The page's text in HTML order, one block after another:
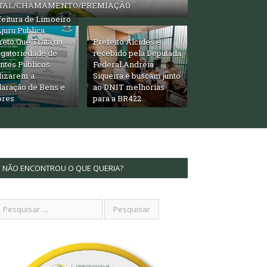
CHAMAMENTO/PREMIAÇÃO
de Limoeiro
Publica
Que Trata da
de
Públicos
a
de Bens e
Prefeito Alcides é
recebido pela Deputada
Federal Andréia
Siqueira e buscam junto
ao DNIT melhorias
para a BR422
NÃO ENCONTROU O QUE QUERIA?